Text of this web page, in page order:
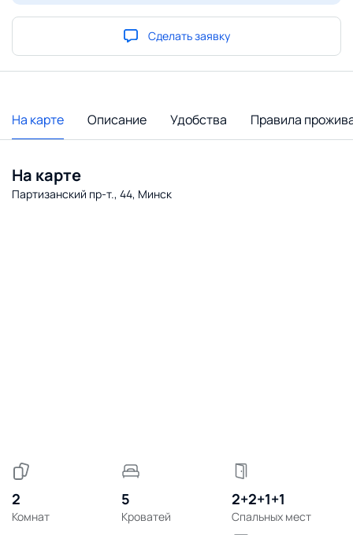
Сделать заявку
На карте Описание Удобства Правила
2
Комнат
5
Кроватей
2+2+1+1
Спальных мест
На карте
Партизанский пр-т., 44, Минск